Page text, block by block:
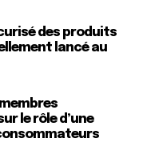
des produits
lancé au
membres
le rôle d’une